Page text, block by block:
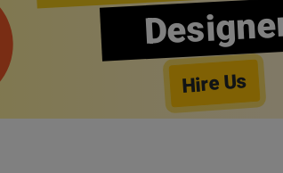
Hire Us